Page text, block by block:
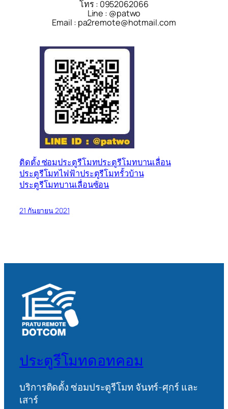
โทร : 0952062066
Line : @patwo
Email : pa2remote@hotmail.com
ติดตั้ง ซ่อมประตูรีโมทประตูรีโมทบานเลื่อน
ประตูรีโมทไฟฟ้าประตูรีโมทรั้วบ้าน
ประตูรีโมทบานเลื่อนซ้อน
21 กันยายน 2021
ประตูรีโมทดอทคอม
บริการติดตั้ง ซ่อมประตูรีโมท จันทร์-ศุกร์ และ
เสาร์